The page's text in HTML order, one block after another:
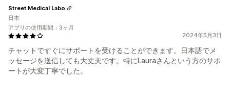
2024年5月3日
チャットですぐにサポートを受けることができます。日本語でメ
ッセージを送信しても大丈夫です。特にLauraさんという方のサポ
ートが大変丁寧でした。
Street Medical Labo
日本
アプリの使用期間：3ヶ月